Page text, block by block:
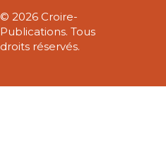
© 2026 Croire-
Publications. Tous
droits réservés.